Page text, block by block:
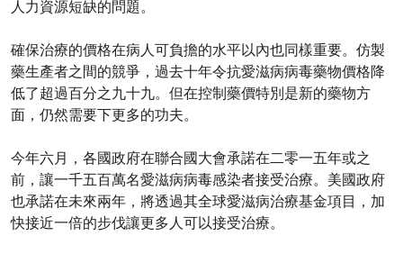
人力資源短缺的問題。
確保治療的價格在病人可負擔的水平以內也同樣重要。仿製
藥生產者之間的競爭，過去十年令抗愛滋病病毒藥物價格降
低了超過百分之九十九。但在控制藥價特別是新的藥物方
面，仍然需要下更多的功夫。
今年六月，各國政府在聯合國大會承諾在二零一五年或之
前，讓一千五百萬名愛滋病病毒感染者接受治療。美國政府
也承諾在未來兩年，將透過其全球愛滋病治療基金項目，加
快接近一倍的步伐讓更多人可以接受治療。